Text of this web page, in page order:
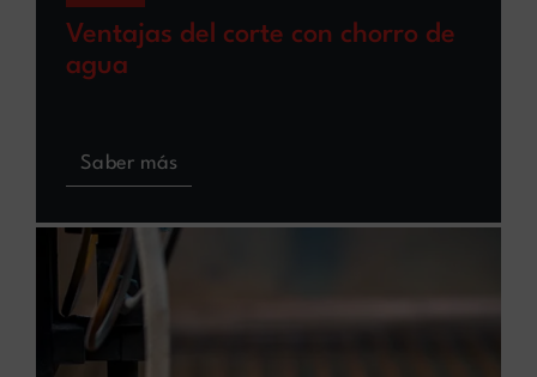
Ventajas del corte con chorro de
agua
Saber más